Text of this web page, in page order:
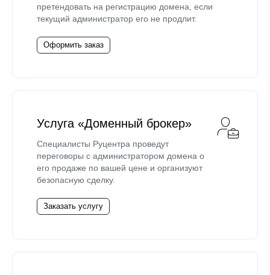
претендовать на регистрацию домена, если
текущий администратор его не продлит.
Оформить заказ
Услуга «Доменный брокер»
Специалисты Руцентра проведут
переговоры с администратором домена о
его продаже по вашей цене и организуют
безопасную сделку.
Заказать услугу